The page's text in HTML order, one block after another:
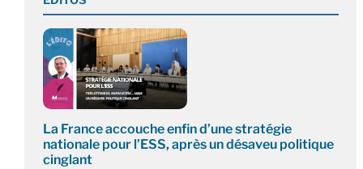
La France accouche enfin d’une stratégie
nationale pour l’ESS, après un désaveu politique
cinglant